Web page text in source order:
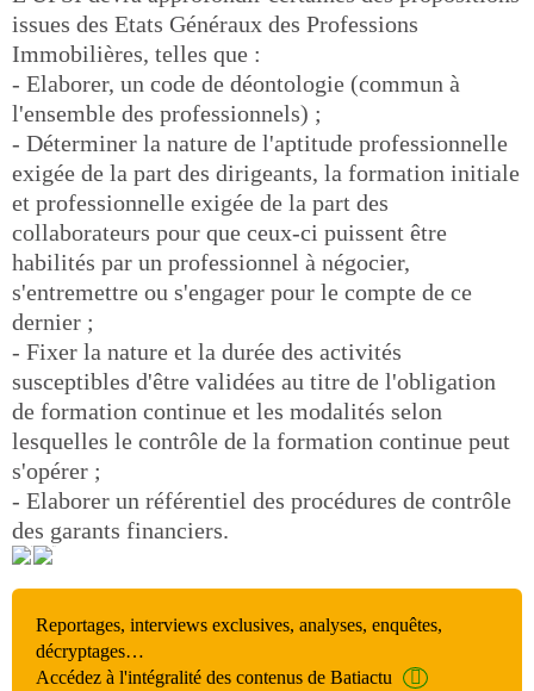
issues des Etats Généraux des Professions
Immobilières, telles que :
- Elaborer, un code de déontologie (commun à
l'ensemble des professionnels) ;
- Déterminer la nature de l'aptitude professionnelle
exigée de la part des dirigeants, la formation initiale
et professionnelle exigée de la part des
collaborateurs pour que ceux-ci puissent être
habilités par un professionnel à négocier,
s'entremettre ou s'engager pour le compte de ce
dernier ;
- Fixer la nature et la durée des activités
susceptibles d'être validées au titre de l'obligation
de formation continue et les modalités selon
lesquelles le contrôle de la formation continue peut
s'opérer ;
- Elaborer un référentiel des procédures de contrôle
des garants financiers.
Reportages, interviews exclusives, analyses, enquêtes,
décryptages…
Accédez à l'intégralité des contenus de Batiactu